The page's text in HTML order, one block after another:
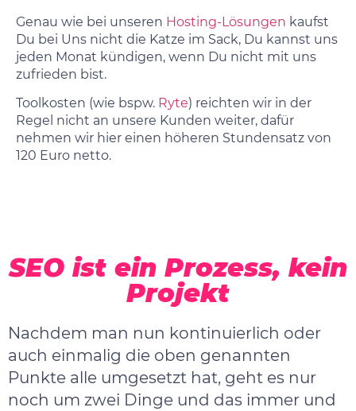
Genau wie bei unseren Hosting-Lösungen kaufst
Du bei Uns nicht die Katze im Sack, Du kannst uns
jeden Monat kündigen, wenn Du nicht mit uns
zufrieden bist.
Toolkosten (wie bspw. Ryte) reichten wir in der
Regel nicht an unsere Kunden weiter, dafür
nehmen wir hier einen höheren Stundensatz von
120 Euro netto.
SEO ist ein Prozess, kein
Projekt
Nachdem man nun kontinuierlich oder
auch einmalig die oben genannten
Punkte alle umgesetzt hat, geht es nur
noch um zwei Dinge und das immer und